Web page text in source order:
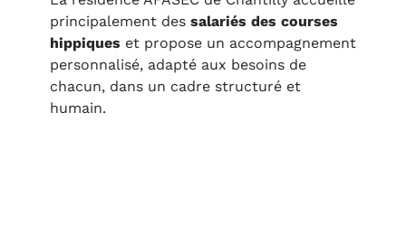
principalement des salariés des courses
hippiques et propose un accompagnement
personnalisé, adapté aux besoins de
chacun, dans un cadre structuré et
humain.